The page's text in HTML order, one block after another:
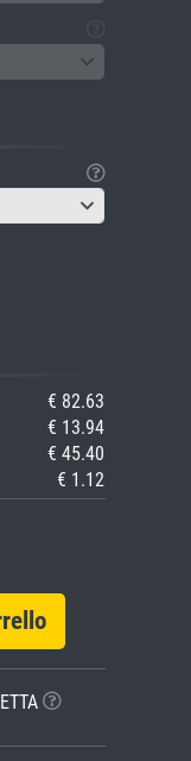
€ 82.63
€ 13.94
€ 45.40
€ 1.12